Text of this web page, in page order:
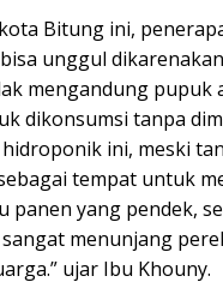
Bitung ini,
unggul
mengandung pupuk
dikonsumsi tanpa
ini, meski
tempat untuk
panen yang pendek,
menunjang
ujar Ibu Khouny.